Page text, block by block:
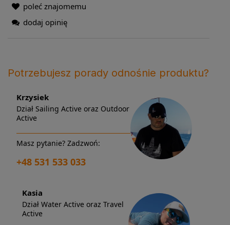
poleć znajomemu
dodaj opinię
Potrzebujesz porady odnośnie produktu?
Krzysiek
Dział Sailing Active oraz Outdoor
Active
Masz pytanie? Zadzwoń:
+48 531 533 033
Kasia
Dział Water Active oraz Travel
Active